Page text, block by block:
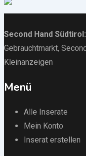
Second Hand Südtirol :
Gebrauchtmarkt,
Kleinanzeigen
Menü
Alle Inserate
Mein Konto
Inserat erstellen